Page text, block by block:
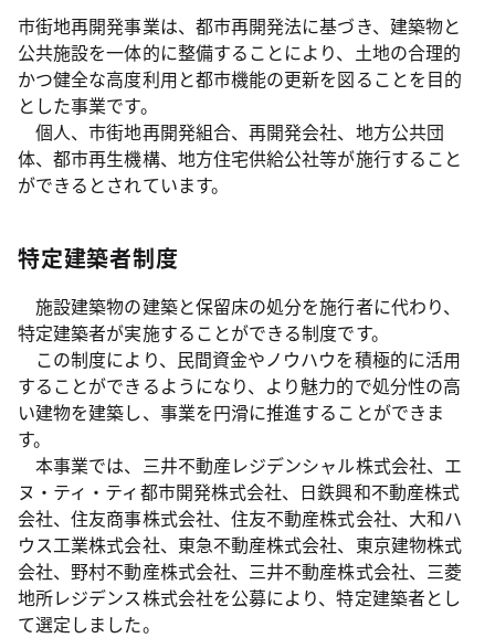
市街地再開発事業は、都市再開発法に基づき、建築物と
公共施設を一体的に整備することにより、土地の合理的
かつ健全な高度利用と都市機能の更新を図ることを目的
とした事業です。
個人、市街地再開発組合、再開発会社、地方公共団
体、都市再生機構、地方住宅供給公社等が施行すること
ができるとされています。
特定建築者制度
施設建築物の建築と保留床の処分を施行者に代わり、
特定建築者が実施することができる制度です。
この制度により、民間資金やノウハウを積極的に活用
することができるようになり、より魅力的で処分性の高
い建物を建築し、事業を円滑に推進することができま
す。
本事業では、三井不動産レジデンシャル株式会社、エ
ヌ・ティ・ティ都市開発株式会社、日鉄興和不動産株式
会社、住友商事株式会社、住友不動産株式会社、大和ハ
ウス工業株式会社、東急不動産株式会社、東京建物株式
会社、野村不動産株式会社、三井不動産株式会社、三菱
地所レジデンス株式会社を公募により、特定建築者とし
て選定しました。